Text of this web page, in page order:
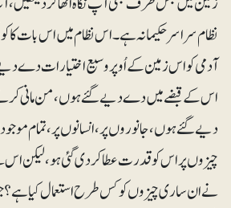
نظام سراسر حکیمانہ ہے۔ اس نظام میں اس بات کا
آدمی کو اس زمین کے اُوپر وسیع اختیارات دے
اس کے قبضے میں دے دیے گئے ہوں، من مانی
دیے گئے ہوں، جانوروں پر، انسانوں پر، تمام
چیزوں پر اس کو قدرت عطا کر دی گئی ہو، لیکن اس
نے ان ساری چیزوں کو کس طرح استعمال کیا ہے؟